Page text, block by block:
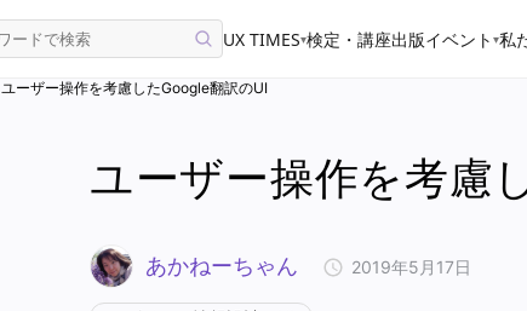
UX TIMES▾検定・講座出版イベント ▾私
ユーザー操作を考慮したGoogle翻訳のUI
ユーザー操作を考慮
あかねーちゃん 2019年5月17日